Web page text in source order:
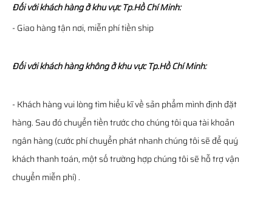
Đối với khách hàng ở khu vực Tp.Hồ Chí Minh:
- Giao hàng tận nơi, miễn phí tiền ship
Đối với khách hàng không ở khu vực Tp.Hồ Chí Minh:
- Khách hàng vui lòng tìm hiểu kĩ về sản phẩm mình định đặt
hàng. Sau đó chuyển tiền trước cho chúng tôi qua tài khoản
ngân hàng (cước phí chuyển phát nhanh chúng tôi sẽ để quý
khách thanh toán, một số trường hợp chúng tôi sẽ hỗ trợ vận
chuyển miễn phí) .